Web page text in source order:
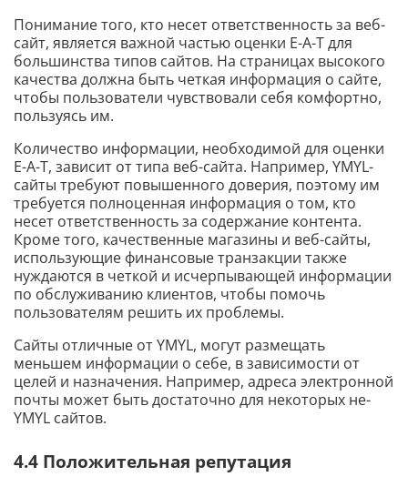
Понимание того, кто несет ответственность за веб-
сайт, является важной частью оценки E-A-T для
большинства типов сайтов. На страницах высокого
качества должна быть четкая информация о сайте,
чтобы пользователи чувствовали себя комфортно,
пользуясь им.
Количество информации, необходимой для оценки
E-A-T, зависит от типа веб-сайта. Например, YMYL-
сайты требуют повышенного доверия, поэтому им
требуется полноценная информация о том, кто
несет ответственность за содержание контента.
Кроме того, качественные магазины и веб-сайты,
использующие финансовые транзакции также
нуждаются в четкой и исчерпывающей информации
по обслуживанию клиентов, чтобы помочь
пользователям решить их проблемы.
Сайты отличные от YMYL, могут размещать
меньшем информации о себе, в зависимости от
целей и назначения. Например, адреса электронной
почты может быть достаточно для некоторых не-
YMYL сайтов.
4.4 Положительная репутация